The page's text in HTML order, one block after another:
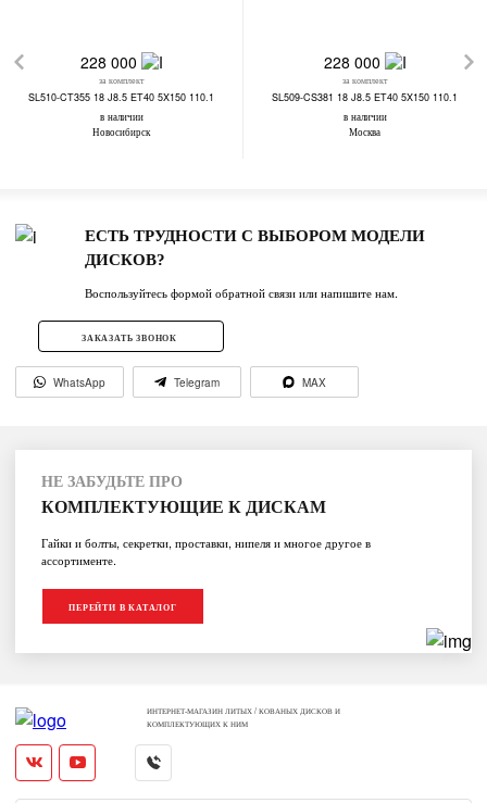
228 000
за комплект
SL510-CT355 18 J8.5 ET40 5X150 110.1
в наличии
Новосибирск
228 000
за комплект
SL509-CS381 18 J8.5 ET40 5X150 110.1
в наличии
Москва
ЕСТЬ ТРУДНОСТИ С ВЫБОРОМ МОДЕЛИ
ДИСКОВ?
Воспользуйтесь формой обратной связи или напишите нам.
ЗАКАЗАТЬ ЗВОНОК
WhatsApp Telegram MAX
НЕ ЗАБУДЬТЕ ПРО
КОМПЛЕКТУЮЩИЕ К ДИСКАМ
Гайки и болты, секретки, проставки, нипеля и многое другое в
ассортименте.
ПЕРЕЙТИ В КАТАЛОГ
ИНТЕРНЕТ-МАГАЗИН ЛИТЫХ / КОВАНЫХ ДИСКОВ И
КОМПЛЕКТУЮЩИХ К НИМ